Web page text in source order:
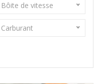
Bôite de vitesse
Carburant